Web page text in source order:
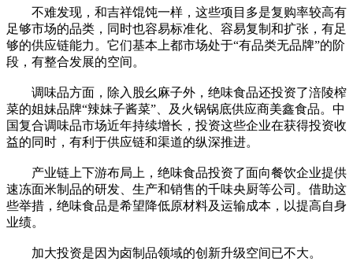
不难发现，和吉祥馄饨一样，这些项目多是复购率较高有
足够市场的品类，同时也容易标准化、容易复制和扩张，有足
够的供应链能力。它们基本上都市场处于“有品类无品牌”的阶
段，有整合发展的空间。
调味品方面，除入股幺麻子外，绝味食品还投资了涪陵榨
菜的姐妹品牌“辣妹子酱菜”、及火锅锅底供应商美鑫食品。中
国复合调味品市场近年持续增长，投资这些企业在获得投资收
益的同时，有利于供应链和渠道的纵深推进。
产业链上下游布局上，绝味食品投资了面向餐饮企业提供
速冻面米制品的研发、生产和销售的千味央厨等公司。借助这
些举措，绝味食品是希望降低原材料及运输成本，以提高自身
业绩。
加大投资是因为卤制品领域的创新升级空间已不大。